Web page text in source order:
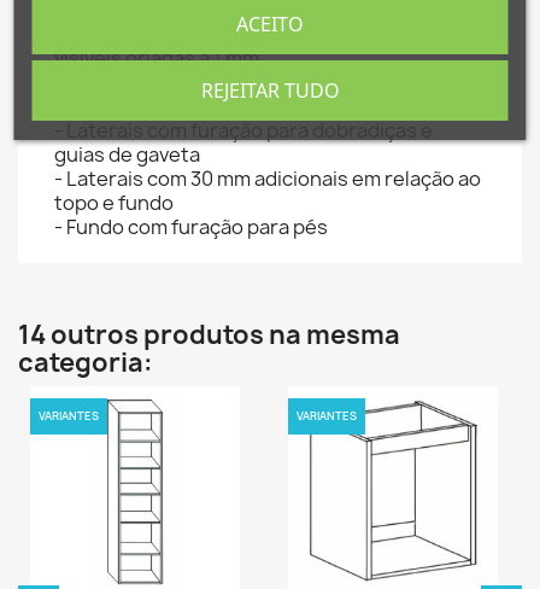
Criar lista de desejos
Cancelar
- Partes “invisíveis” do kit orladas a 0,4, partes
visíveis orladas a 1 mm
- Costa afastada do topo, fundo e laterais em
- Laterais com furação para dobradiças e
guias de gaveta
- Laterais com 30 mm adicionais em relação ao
topo e fundo
- Fundo com furação para pés
14 outros produtos na mesma
categoria:
VARIANTES VARIANTES
REJEITAR TUDO
ACEITO